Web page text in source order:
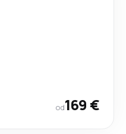
od169 €